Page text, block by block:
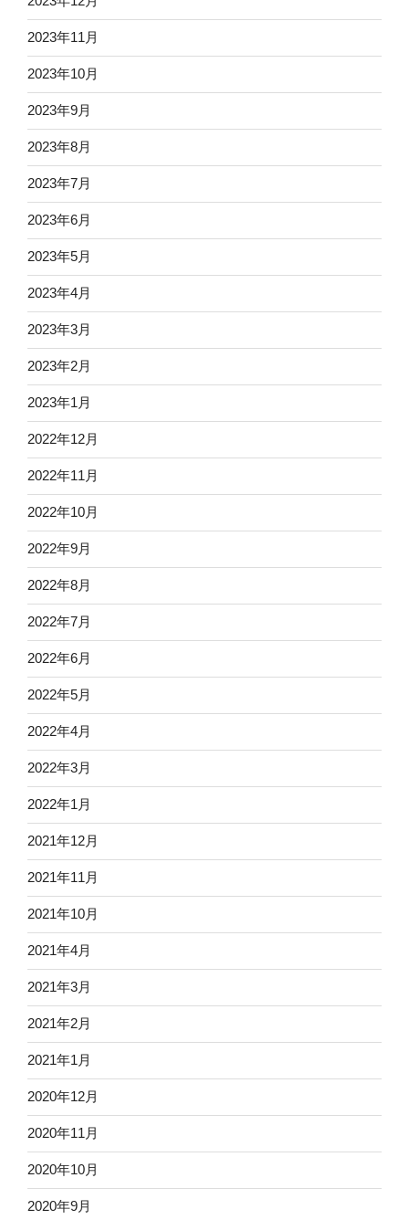
2023年11月
2023年10月
2023年9月
2023年8月
2023年7月
2023年6月
2023年5月
2023年4月
2023年3月
2023年2月
2023年1月
2022年12月
2022年11月
2022年10月
2022年9月
2022年8月
2022年7月
2022年6月
2022年5月
2022年4月
2022年3月
2022年1月
2021年12月
2021年11月
2021年10月
2021年4月
2021年3月
2021年2月
2021年1月
2020年12月
2020年11月
2020年10月
2020年9月